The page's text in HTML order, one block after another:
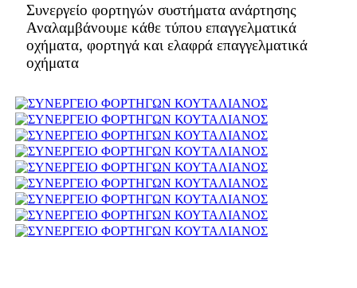
Συνεργείο φορτηγών συστήματα ανάρτησης
Αναλαμβάνουμε κάθε τύπου επαγγελματικά
οχήματα, φορτηγά και ελαφρά επαγγελματικά
οχήματα